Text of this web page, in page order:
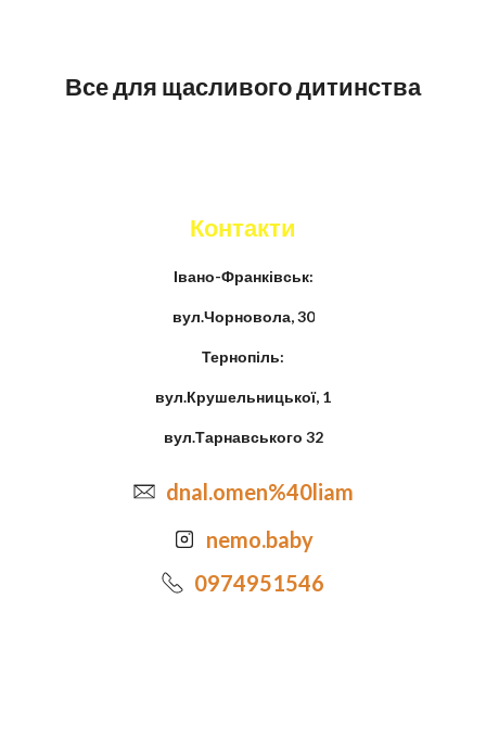
Все для щасливого дитинства
Контакти
Івано-Франківськ:
вул.Чорновола, 30
Тернопіль:
вул.Крушельницької, 1
вул.Тарнавського 32
dnal.omen%40liam
nemo.baby
0974951546